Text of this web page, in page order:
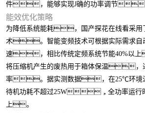
件，能够实现J确的功率调节
能效优化策略
为降低系统能耗，国产探花在线看采用
术。智能变频技术可根据实际需求自
速，相比传统定频系统节能40%以
将压缩机产生的废热用于箱体保温，
率。据实测数据，在25℃环
待机功耗不超过25W，全功率运行
上。